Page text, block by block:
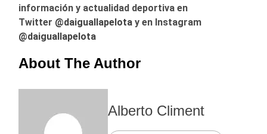
información y actualidad deportiva en
Twitter @daiguallapelota y en Instagram
@daiguallapelota
About The Author
Alberto Climent